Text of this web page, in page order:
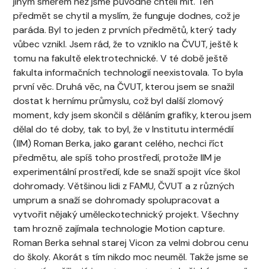
předmět se chytil a myslím, že funguje dodnes, což je
paráda. Byl to jeden z prvních předmětů, který tady
vůbec vznikl. Jsem rád, že to vzniklo na ČVUT, ještě k
tomu na fakultě elektrotechnické. V té době ještě
fakulta informačních technologií neexistovala. To byla
první věc. Druhá věc, na ČVUT, kterou jsem se snažil
dostat k hernímu průmyslu, což byl další zlomový
moment, kdy jsem skončil s děláním grafiky, kterou jsem
dělal do té doby, tak to byl, že v Institutu intermédií
(IIM) Roman Berka, jako garant celého, nechci říct
předmětu, ale spíš toho prostředí, protože IIM je
experimentální prostředí, kde se snaží spojit více škol
dohromady. Většinou lidi z FAMU, ČVUT a z různých
umprum a snaží se dohromady spolupracovat a
vytvořit nějaký uměleckotechnický projekt. Všechny
tam hrozně zajímala technologie Motion capture.
Roman Berka sehnal starej Vicon za velmi dobrou cenu
do školy. Akorát s tím nikdo moc neuměl. Takže jsme se